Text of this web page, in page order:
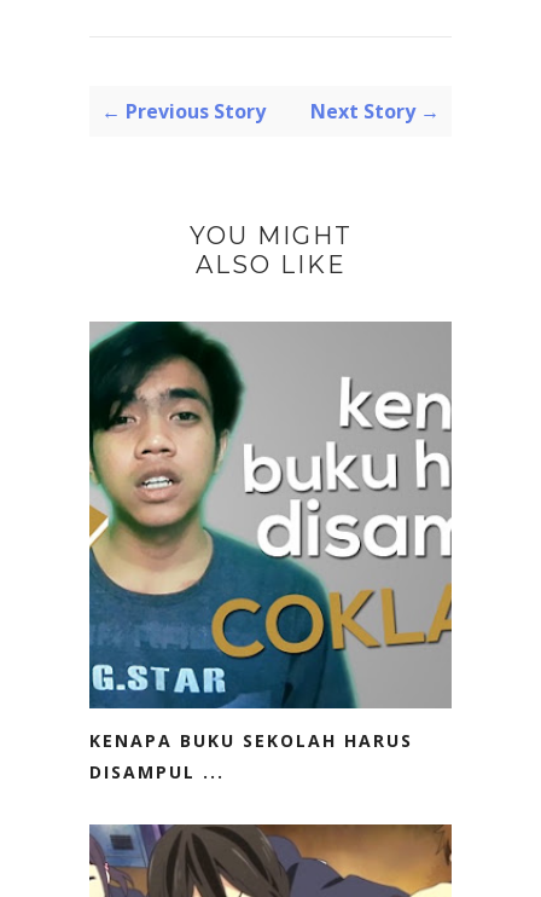
← Previous Story Next Story →
YOU MIGHT
ALSO LIKE
KENAPA BUKU SEKOLAH HARUS
DISAMPUL ...